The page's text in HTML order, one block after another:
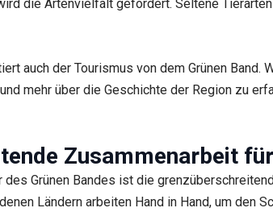
die Artenvielfalt gefördert. Seltene
auch der Tourismus von dem Grünen
mehr über die Geschichte der Region zu
Zusammenarbeit
Grünen Bandes ist die
Ländern arbeiten Hand in Hand, um den